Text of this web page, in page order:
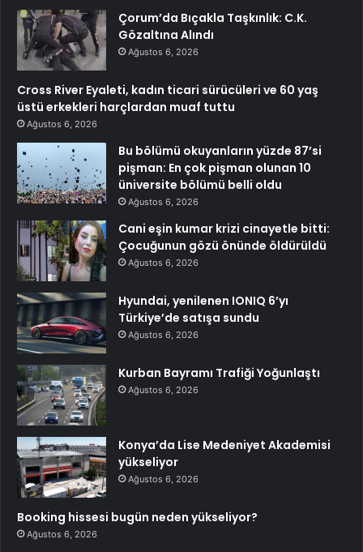
Çorum’da Bıçakla Taşkınlık: C.K.
Gözaltına Alındı
Ağustos 6, 2026
Cross River Eyaleti, kadın ticari sürücüleri ve 60 yaş
üstü erkekleri harçlardan muaf tuttu
Ağustos 6, 2026
Bu bölümü okuyanların yüzde 87’si
pişman: En çok pişman olunan 10
üniversite bölümü belli oldu
Ağustos 6, 2026
Cani eşin kumar krizi cinayetle bitti:
Çocuğunun gözü önünde öldürüldü
Ağustos 6, 2026
Hyundai, yenilenen IONIQ 6’yı
Türkiye’de satışa sundu
Ağustos 6, 2026
Kurban Bayramı Trafiği Yoğunlaştı
Ağustos 6, 2026
Konya’da Lise Medeniyet Akademisi
yükseliyor
Ağustos 6, 2026
Booking hissesi bugün neden yükseliyor?
Ağustos 6, 2026